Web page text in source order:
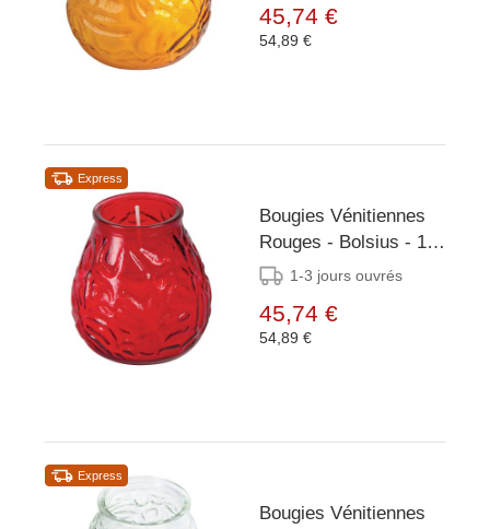
45,74 €
54,89 €
Express
Bougies Vénitiennes
Rouges - Bolsius - 12
Pièces1-3 jours ouvrés
45,74 €
54,89 €
Express
Bougies Vénitiennes